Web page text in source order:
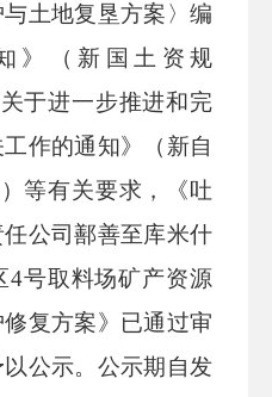
与土地复垦方案〉编
》（新国土资规
于进一步推进和完
作的通知》（新自
）等有关要求，《吐
公司鄯善至库米什
4号取料场矿产资源
复方案》已通过审
公示。公示期自发